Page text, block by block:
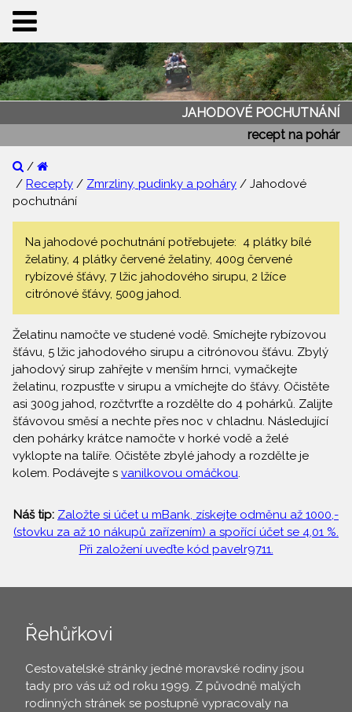
JAHODOVÉ POCHUTNÁNÍ
recept na pohár
/
/ Recepty / Zmrzliny, pudinky a poháry / Jahodové
pochutnání
Na jahodové pochutnání potřebujete: 4 plátky bílé
želatiny, 4 plátky červené želatiny, 400g červené
rybízové šťávy, 7 lžic jahodového sirupu, 2 lžíce
citrónové šťávy, 500g jahod.
Želatinu namočte ve studené vodě. Smíchejte rybízovou
šťávu, 5 lžic jahodového sirupu a citrónovou šťávu. Zbylý
jahodový sirup zahřejte v menším hrnci, vymačkejte
želatinu, rozpusťte v sirupu a vmíchejte do šťávy. Očistěte
asi 300g jahod, rozčtvrťte a rozdělte do 4 pohárků. Zalijte
šťávovou směsí a nechte přes noc v chladnu. Následující
den pohárky krátce namočte v horké vodě a želé
vyklopte na talíře. Očistěte zbylé jahody a rozdělte je
kolem. Podávejte s vanilkovou omáčkou.
Náš tip: Založte si účet u mBank, získejte odměnu až 1000,-
(stovku za až 10 nákupů zařízením) a spořící účet se 4,01 %.
Při založení uveďte kód pavelr9711.
Řehůřkovi
Cestovatelské stránky jedné moravské rodiny jsou
tady pro vás už od roku 1999. Z původně malých
rodinných stránek se postupně vypracovaly na